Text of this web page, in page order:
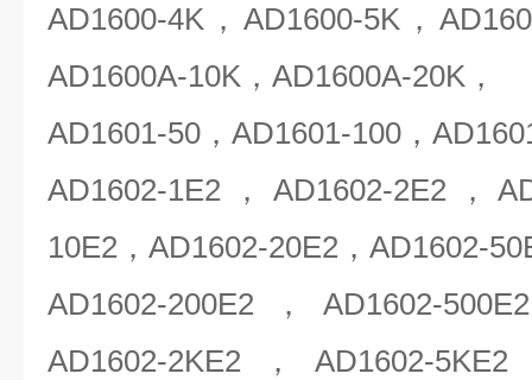
AD1600-4K，AD1600-5K，
AD1600A-10K，AD1600A-20K，
AD1601-50，AD1601-100，
AD1602-1E2，AD1602-2E2，
10E2，AD1602-20E2，AD1602-
AD1602-200E2，AD1602-
AD1602-2KE2，AD1602-